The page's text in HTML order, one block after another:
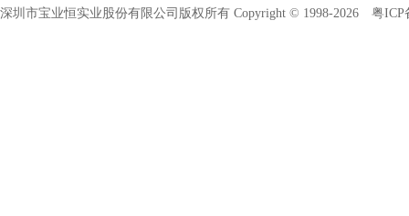
深圳市宝业恒实业股份有限公司版权所有 Copyright © 1998-2026 粤ICP